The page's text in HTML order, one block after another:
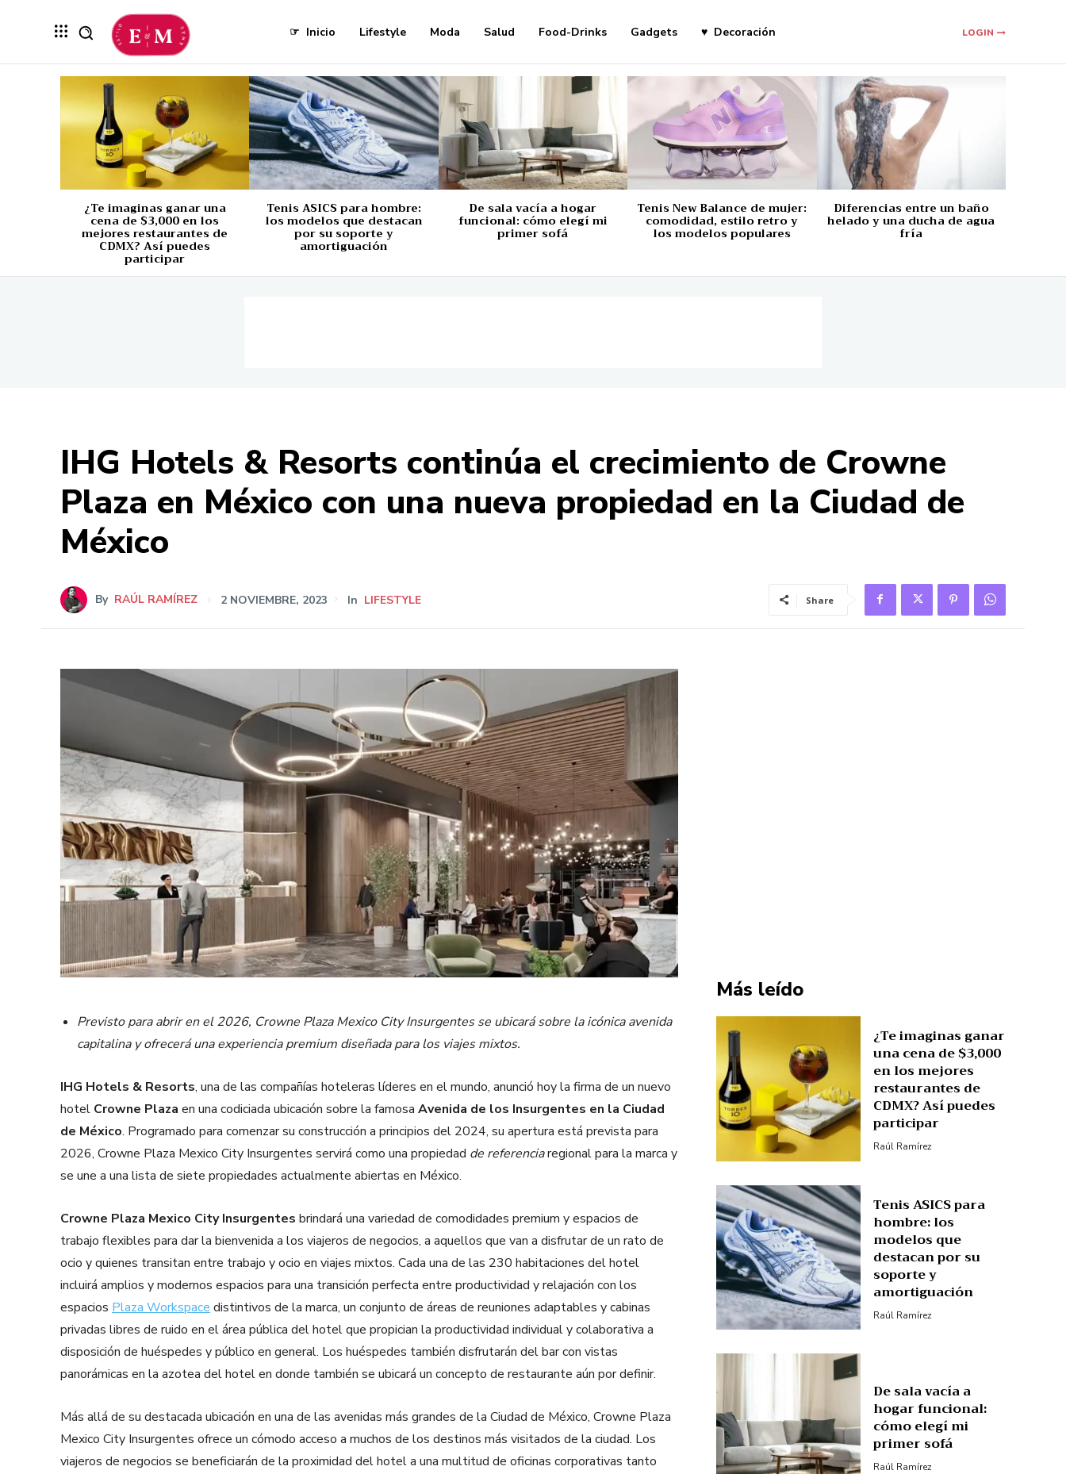
☞ Inicio Lifestyle Moda Salud Food-Drinks Gadgets ♥ Decoración LOGIN
¿Te imaginas ganar una
cena de $3,000 en los
mejores restaurantes de
CDMX? Así puedes
participar
Tenis ASICS para hombre:
los modelos que destacan
por su soporte y
amortiguación
De sala vacía a hogar
funcional: cómo elegí mi
primer sofá
Tenis New Balance de mujer:
comodidad, estilo retro y
los modelos populares
Diferencias entre un baño
helado y una ducha de agua
fría
IHG Hotels & Resorts continúa el crecimiento de Crowne
Plaza en México con una nueva propiedad en la Ciudad de
México
By RAÚL RAMÍREZ 2 NOVIEMBRE, 2023 In LIFESTYLE Share
Previsto para abrir en el 2026, Crowne Plaza Mexico City Insurgentes se ubicará sobre la icónica avenida
capitalina y ofrecerá una experiencia premium diseñada para los viajes mixtos.
IHG Hotels & Resorts, una de las compañías hoteleras líderes en el mundo, anunció hoy la firma de un nuevo
hotel Crowne Plaza en una codiciada ubicación sobre la famosa Avenida de los Insurgentes en la Ciudad
de México. Programado para comenzar su construcción a principios del 2024, su apertura está prevista para
2026, Crowne Plaza Mexico City Insurgentes servirá como una propiedad de referenciaregional para la marca y
se une a una lista de siete propiedades actualmente abiertas en México.
Crowne Plaza Mexico City Insurgentes brindará una variedad de comodidades premium y espacios de
trabajo flexibles para dar la bienvenida a los viajeros de negocios, a aquellos que van a disfrutar de un rato de
ocio y quienes transitan entre trabajo y ocio en viajes mixtos. Cada una de las 230 habitaciones del hotel
incluirá amplios y modernos espacios para una transición perfecta entre productividad y relajación con los
espacios Plaza Workspace distintivos de la marca, un conjunto de áreas de reuniones adaptables y cabinas
privadas libres de ruido en el área pública del hotel que propician la productividad individual y colaborativa a
disposición de huéspedes y público en general. Los huéspedes también disfrutarán del bar con vistas
panorámicas en la azotea del hotel en donde también se ubicará un concepto de restaurante aún por definir.
Más allá de su destacada ubicación en una de las avenidas más grandes de la Ciudad de México, Crowne Plaza
Mexico City Insurgentes ofrece un cómodo acceso a muchos de los destinos más visitados de la ciudad. Los
viajeros de negocios se beneficiarán de la proximidad del hotel a una multitud de oficinas corporativas tanto
Más leído
¿Te imaginas ganar
una cena de $3,000
en los mejores
restaurantes de
CDMX? Así puedes
participar
Raúl Ramírez
Tenis ASICS para
hombre: los
modelos que
destacan por su
soporte y
amortiguación
Raúl Ramírez
De sala vacía a
hogar funcional:
cómo elegí mi
primer sofá
Raúl Ramírez